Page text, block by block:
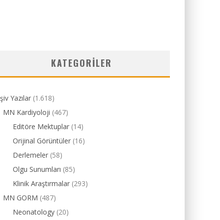
KATEGORILER
Yazılar (1.618)
MN Kardiyoloji (467)
Editöre Mektuplar (14)
Orijinal Görüntüler (16)
Derlemeler (58)
Olgu Sunumları (85)
Klinik Araştırmalar (293)
MN GORM (487)
Neonatology (20)